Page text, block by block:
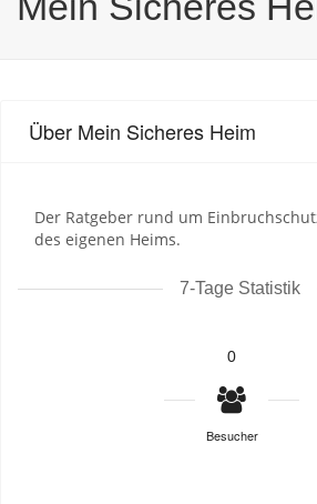
Über Mein Sicheres Heim
Der Ratgeber rund um
des eigenen Heims.
7-Tage Statistik
0
Besucher